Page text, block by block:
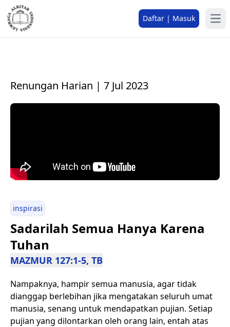
Daftar | Masuk
Renungan Harian | 7 Jul 2023
inspirasi
Sadarilah Semua Hanya Karena
Tuhan
MAZMUR 127:1-5, TB
Nampaknya, hampir semua manusia, agar tidak
dianggap berlebihan jika mengatakan seluruh umat
manusia, senang untuk mendapatkan pujian. Setiap
pujian yang dilontarkan oleh orang lain, entah atas